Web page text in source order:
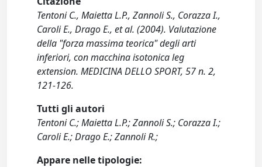
Tentoni C., Maietta L.P., Zannoli S., Corazza I.,
Caroli E., Drago E., et al. (2004). Valutazione
della "forza massima teorica" degli arti
inferiori, con macchina isotonica leg
extension. MEDICINA DELLO SPORT, 57 n. 2,
121-126.
Tutti gli autori
Tentoni C.; Maietta L.P.; Zannoli S.; Corazza I.;
Caroli E.; Drago E.; Zannoli R.;
Appare nelle tipologie: